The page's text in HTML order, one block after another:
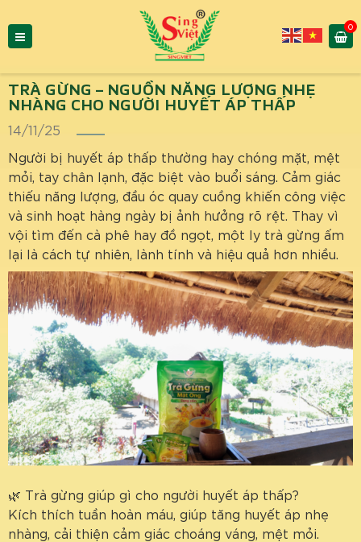
0
TRÀ GỪNG – NGUỒN NĂNG LƯỢNG NHẸ
NHÀNG CHO NGƯỜI HUYẾT ÁP THẤP
14/11/25
Người bị huyết áp thấp thường hay chóng mặt, mệt
mỏi, tay chân lạnh, đặc biệt vào buổi sáng. Cảm giác
thiếu năng lượng, đầu óc quay cuồng khiến công việc
và sinh hoạt hàng ngày bị ảnh hưởng rõ rệt. Thay vì
vội tìm đến cà phê hay đồ ngọt, một ly trà gừng ấm
lại là cách tự nhiên, lành tính và hiệu quả hơn nhiều.
🌿 Trà gừng giúp gì cho người huyết áp thấp?
Kích thích tuần hoàn máu, giúp tăng huyết áp nhẹ
nhàng, cải thiện cảm giác choáng váng, mệt mỏi.